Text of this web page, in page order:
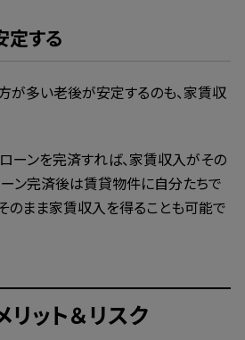
定する
が多い老後が安定するのも、家賃収
ーンを完済すれば、家賃収入がその
ーン完済後は賃貸物件に自分たちで
のまま家賃収入を得ることも可能で
ット＆リスク